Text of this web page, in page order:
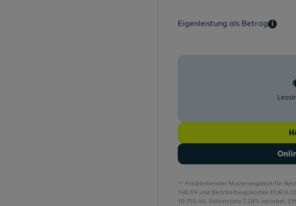
Multifunktions-
Privacy
Eigenleistung als Betrag i
** Freibleibendes Musterangebot für
148,89 und Bearbeitungskosten EUR
10.755,46, Sollzinssatz 7,28% variabel,